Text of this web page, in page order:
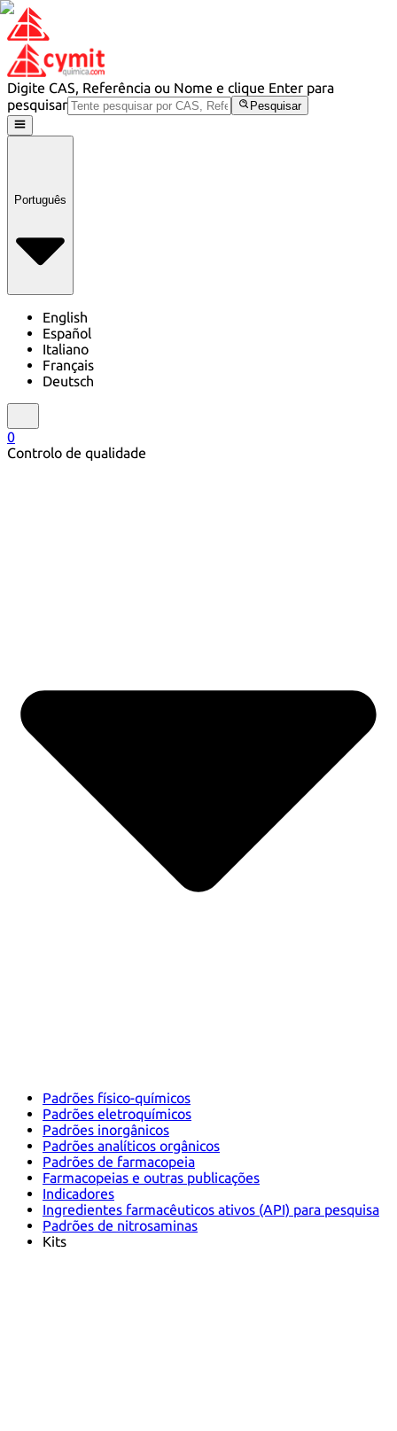
Digite CAS, Referência ou Nome e clique Enter para
pesquisar
Pesquisar
Português
English
Español
Italiano
Français
Deutsch
0
Controlo de qualidade
Padrões físico-químicos
Padrões eletroquímicos
Padrões inorgânicos
Padrões analíticos orgânicos
Padrões de farmacopeia
Farmacopeias e outras publicações
Indicadores
Ingredientes farmacêuticos ativos (API) para pesquisa
Padrões de nitrosaminas
Kits